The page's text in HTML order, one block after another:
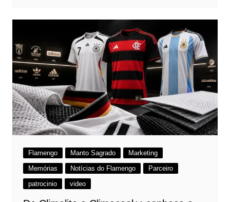
Flamengo Manto Sagrado
Marketing
Memórias
Notícias do Flamengo
Parceiro
patrocinio
video